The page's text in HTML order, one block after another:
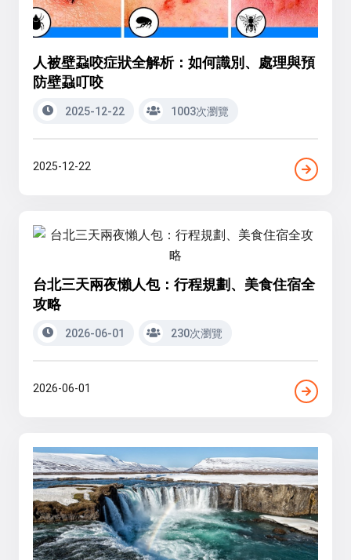
人被壁蝨咬症狀全解析：如何識別、處理與預
防壁蝨叮咬
2025-12-22 1003次瀏覽
2025-12-22
台北三天兩夜懶人包：行程規劃、美食住宿全
攻略
2026-06-01 230次瀏覽
2026-06-01